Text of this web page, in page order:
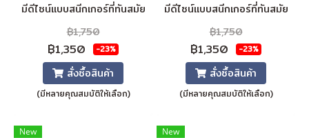
มีดีไซน์แบบสนีกเกอร์ที่ทันสมัย
ช่วยให้มีการเกาะที่เสถียรและ
สามารถระบายอากาศได้ดีที่สุด
วัสดุผิวรองเท้า = ผ้าใบตาข่าย +
หนังเทียม ซับใน = ผ้าใบตาข่าย
ระบายอากาศ แผ่นรองพื้น = SJ
฿1,750
฿1,350 -23%
สั่งซื้อสินค้า
(มีหลายคุณสมบัติให้เลือก)
มีดีไซน์แบบสนีกเกอร์ที่ทันสมัย
ช่วยให้มีการเกาะที่เสถียรและ
สามารถระบายอากาศได้ดีที่สุด
วัสดุผิวรองเท้า = ผ้าใบตาข่าย +
หนังเทียม ซับใน = ผ้าใบตาข่าย
ระบายอากาศ แผ่นรองพื้น = SJ
฿1,750
฿1,350 -23%
สั่งซื้อสินค้า
(มีหลายคุณสมบัติให้เลือก)
New New